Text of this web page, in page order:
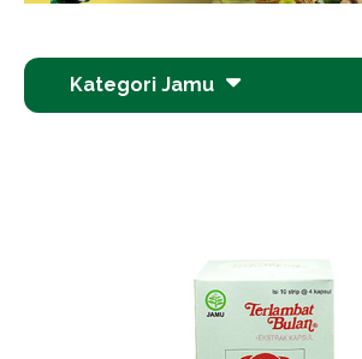
Kategori Jamu